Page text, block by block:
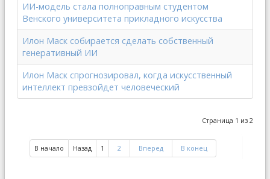
ИИ-модель стала полноправным студентом
Венского университета прикладного искусства
Илон Маск собирается сделать собственный
генеративный ИИ
Илон Маск спрогнозировал, когда искусственный
интеллект превзойдет человеческий
Страница 1 из 2
В начало Назад 1 2 Вперед В конец